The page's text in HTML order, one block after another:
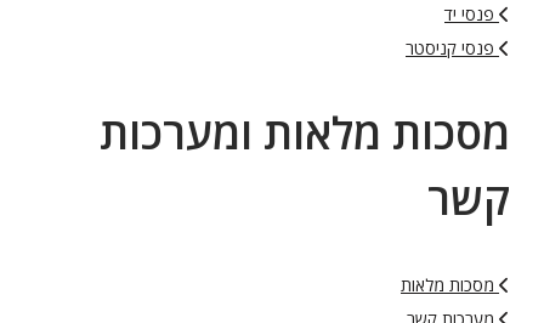
פנסי יד
פנסי קניסטר
מסכות מלאות ומערכות
קשר
מסכות מלאות